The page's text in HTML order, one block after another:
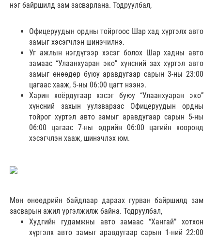
нэг байршилд зам засварлана. Тодруулбал,
Офицеруудын ордны тойргоос Шар хад хүртэлх авто
замыг хэсэгчлэн шинэчилнэ.
Уг ажлын нэгдүгээр хэсэг болох Шар хадны авто
замаас “Улаанхуаран эко” хүнсний зах хүртэл авто
замыг өнөөдөр буюу аравдугаар сарын 3-ны 23:00
цагаас хааж, 5-ны 06:00 цагт нээнэ.
Харин хоёрдугаар хэсэг буюу “Улаанхуаран эко”
хүнсний захын уулзвараас Офицеруудын ордны
тойрог хүртэл авто замыг аравдугаар сарын 5-ны
06:00 цагаас 7-ны өдрийн 06:00 цагийн хооронд
хэсэгчлэн хааж, шинэчлэх юм.
Мөн өнөөдрийн байдлаар дараах гурван байршилд зам
засварын ажил үргэлжилж байна. Тодруулбал,
Худгийн гудамжны авто замаас “Хангай” хотхон
хүртэлх авто замыг аравдугаар сарын 1-ний 22:00